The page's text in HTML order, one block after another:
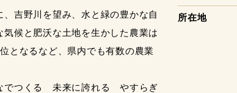
吉野川を望み、水と緑の豊かな自
候と肥沃な土地を生かした農業は
となるなど、県内でも有数の農業
でつくる 未来に誇れる やすらぎ
所在地